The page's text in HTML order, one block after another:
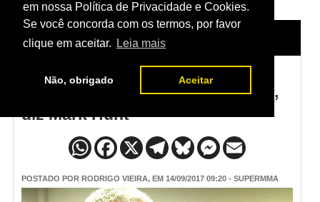
em nossa Política de Privacidade e Cookies.
Se você concorda com os termos, por favor
clique em aceitar.
Leia mais
Não, obrigado Aceitar
HOME NOTÍCIAS
‘Se eu morrer lutando, está bem’,
diz Mark Hunt
POSTADO POR RODRIGO VIEIRA, EM 14/09/2017 09:20 - SUPERMMA